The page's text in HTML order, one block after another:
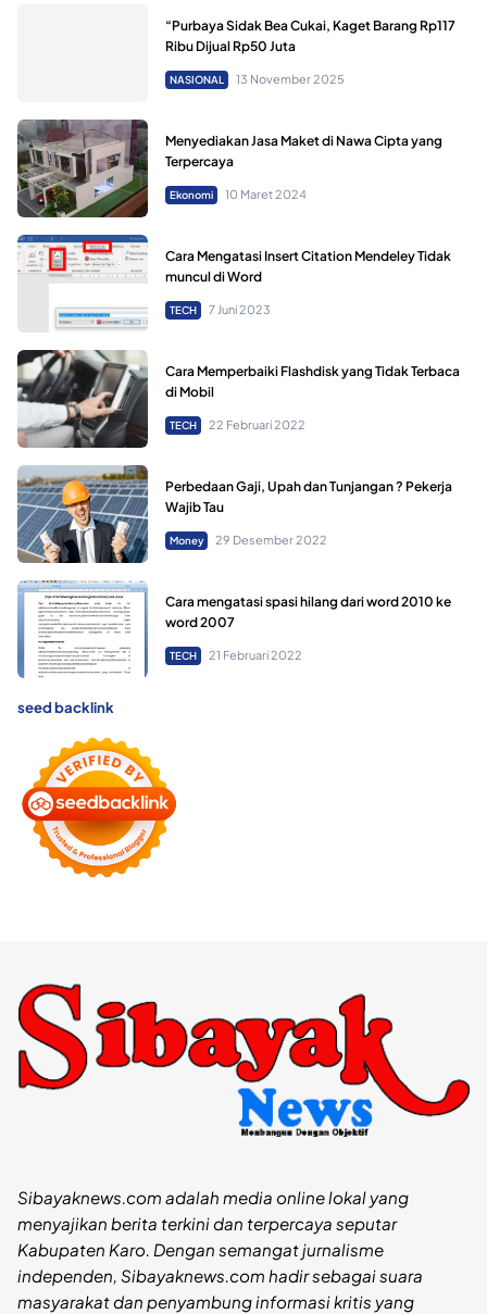
“Purbaya Sidak Bea Cukai, Kaget Barang Rp117
Ribu Dijual Rp50 Juta
NASIONAL 13 November 2025
Menyediakan Jasa Maket di Nawa Cipta yang
Terpercaya
Ekonomi 10 Maret 2024
Cara Mengatasi Insert Citation Mendeley Tidak
muncul di Word
TECH 7 Juni 2023
Cara Memperbaiki Flashdisk yang Tidak Terbaca
di Mobil
TECH 22 Februari 2022
Perbedaan Gaji, Upah dan Tunjangan ? Pekerja
Wajib Tau
Money 29 Desember 2022
Cara mengatasi spasi hilang dari word 2010 ke
word 2007
TECH 21 Februari 2022
seed backlink
Sibayaknews.com adalah media online lokal yang
menyajikan berita terkini dan terpercaya seputar
Kabupaten Karo. Dengan semangat jurnalisme
independen, Sibayaknews.com hadir sebagai suara
masyarakat dan penyambung informasi kritis yang